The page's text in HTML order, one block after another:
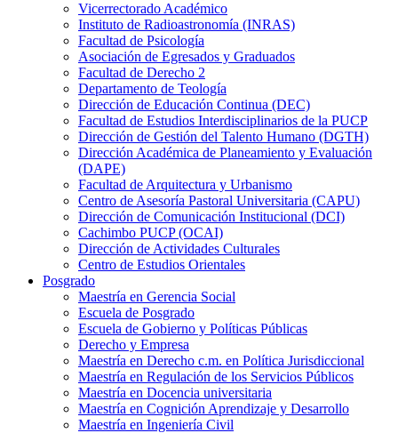
Vicerrectorado Académico
Instituto de Radioastronomía (INRAS)
Facultad de Psicología
Asociación de Egresados y Graduados
Facultad de Derecho 2
Departamento de Teología
Dirección de Educación Continua (DEC)
Facultad de Estudios Interdisciplinarios de la PUCP
Dirección de Gestión del Talento Humano (DGTH)
Dirección Académica de Planeamiento y Evaluación
(DAPE)
Facultad de Arquitectura y Urbanismo
Centro de Asesoría Pastoral Universitaria (CAPU)
Dirección de Comunicación Institucional (DCI)
Cachimbo PUCP (OCAI)
Dirección de Actividades Culturales
Centro de Estudios Orientales
Posgrado
Maestría en Gerencia Social
Escuela de Posgrado
Escuela de Gobierno y Políticas Públicas
Derecho y Empresa
Maestría en Derecho c.m. en Política Jurisdiccional
Maestría en Regulación de los Servicios Públicos
Maestría en Docencia universitaria
Maestría en Cognición Aprendizaje y Desarrollo
Maestría en Ingeniería Civil